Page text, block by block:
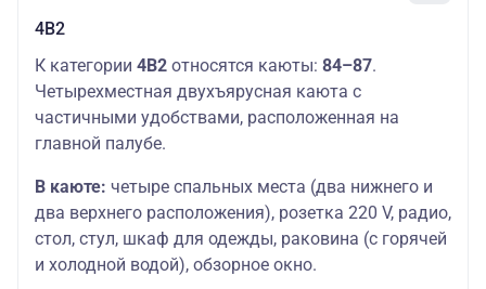
4В2
К категории 4В2 относятся каюты: 84–87.
Четырехместная двухъярусная каюта с
частичными удобствами, расположенная на
главной палубе.
В каюте: четыре спальных места (два нижнего и
два верхнего расположения), розетка 220 V, радио,
стол, стул, шкаф для одежды, раковина (с горячей
и холодной водой), обзорное окно.